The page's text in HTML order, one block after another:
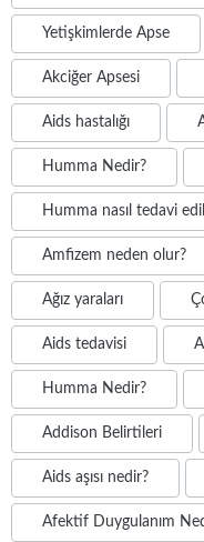
Yetişkimlerde Apse
Akciğer Apsesi
Aids hastalığı
Humma Nedir?
Humma nasıl tedavi
Amfizem neden olur?
Ağız yaraları
Aids tedavisi
Humma Nedir?
Addison Belirtileri
Aids aşısı nedir?
Afektif Duygulanım